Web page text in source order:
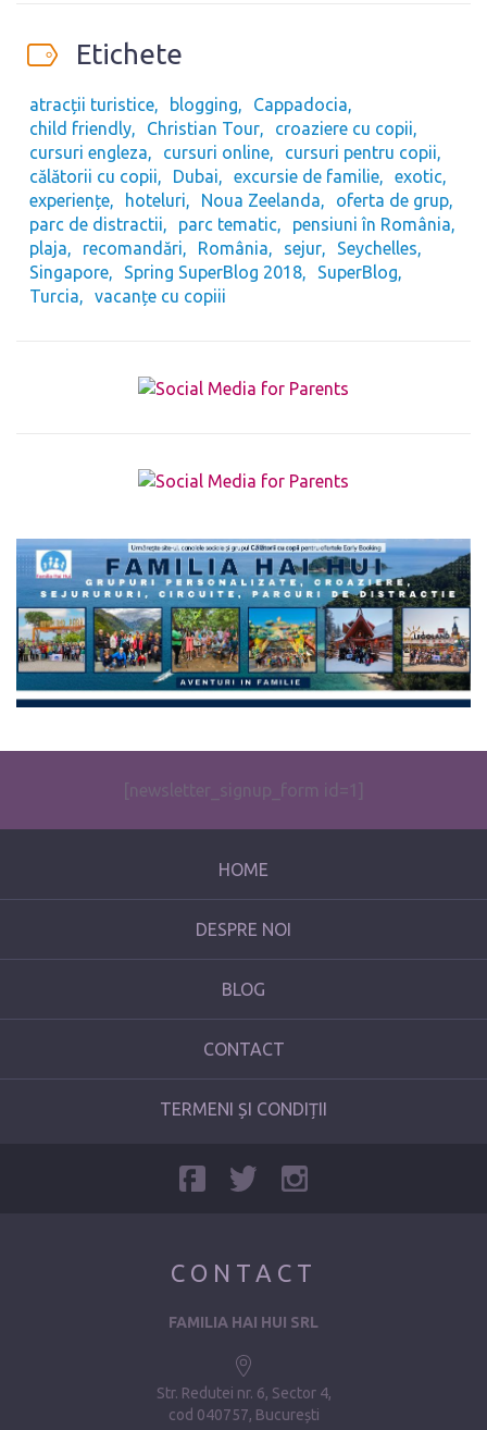
Etichete
atracții turistice blogging
Cappadocia
child friendly
Christian Tour
croaziere cu copii
cursuri engleza
cursuri online
cursuri pentru copii
călătorii cu copii
Dubai excursie de familie
exotic
experiențe
hoteluri Noua Zeelanda
oferta de grup
parc de distractii
parc tematic
pensiuni în România
plaja
recomandări România sejur
Seychelles
Singapore
Spring SuperBlog 2018
SuperBlog
Turcia
vacanțe cu copiii
The form you have selected does not exist.
[newsletter_signup_form id=1]
HOME
DESPRE NOI
BLOG
CONTACT
TERMENI ȘI CONDIȚII
CONTACT
FAMILIA HAI HUI SRL
Str. Redutei nr. 6, Sector 4
cod 040757, București